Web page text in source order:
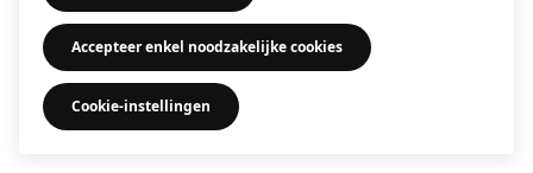
Accepteer enkel noodzakelijke cookies
Cookie-instellingen